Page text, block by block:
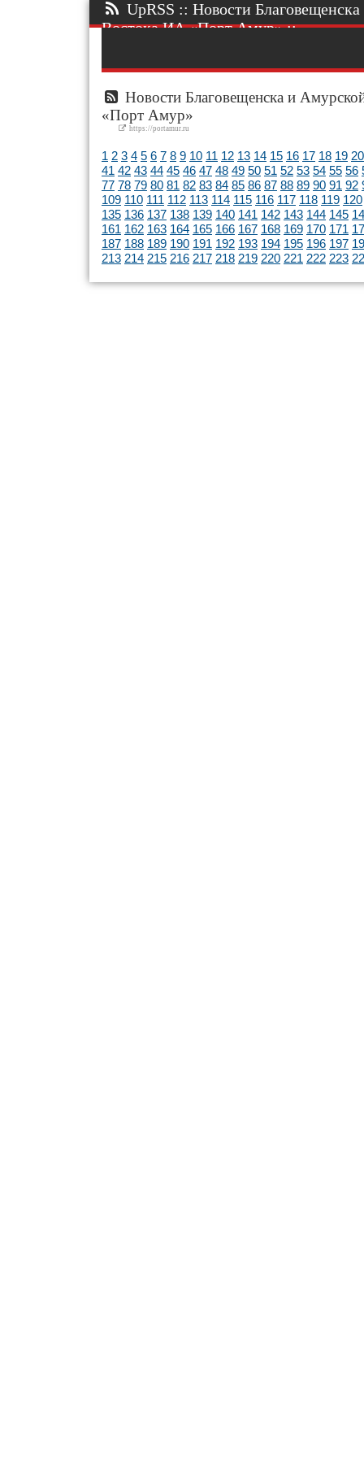
UpRSS :: Новости
Востока ИА «Порт Амур» ::.
Новости Благовещенска и
«Порт Амур»
https://portamur.ru
1 2 3 4 5 6 7 8 9 10 11 12 13 14 15 16 17 18 19 20
41 42 43 44 45 46 47 48 49 50 51 52 53 54 55 56
77 78 79 80 81 82 83 84 85 86 87 88 89 90 91 92
109 110 111 112 113 114 115 116 117 118 119 120
135 136 137 138 139 140 141 142 143 144 145
161 162 163 164 165 166 167 168 169 170 171
187 188 189 190 191 192 193 194 195 196 197
213 214 215 216 217 218 219 220 221 222 223